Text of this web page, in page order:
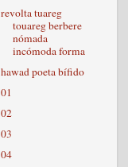
revolta tuareg
touareg berbere
nómada
incómoda forma
hawad poeta bífido
01
02
03
04